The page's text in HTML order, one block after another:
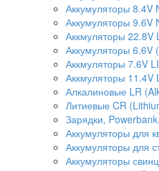
Аккумуляторы 8.4V
Аккумуляторы 9.6V
Аккмуляторы 22.8V
Аккумуляторы 6.6V
Аккмуляторы 7.6V
Аккмуляторы 11.4V
Алкалиновые LR
Литиевые CR
Зарядки,
Аккумуляторы для
Аккумуляторы для
Аккумуляторы